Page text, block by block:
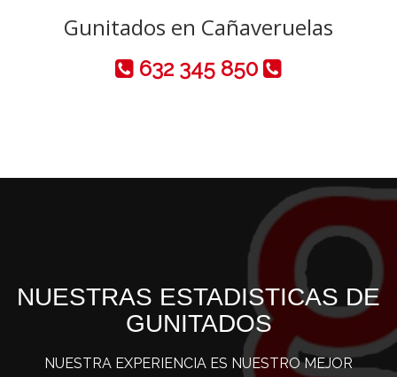
Gunitados en Cañaveruelas
632 345 850
NUESTRAS ESTADISTICAS DE
GUNITADOS
NUESTRA EXPERIENCIA ES NUESTRO MEJOR